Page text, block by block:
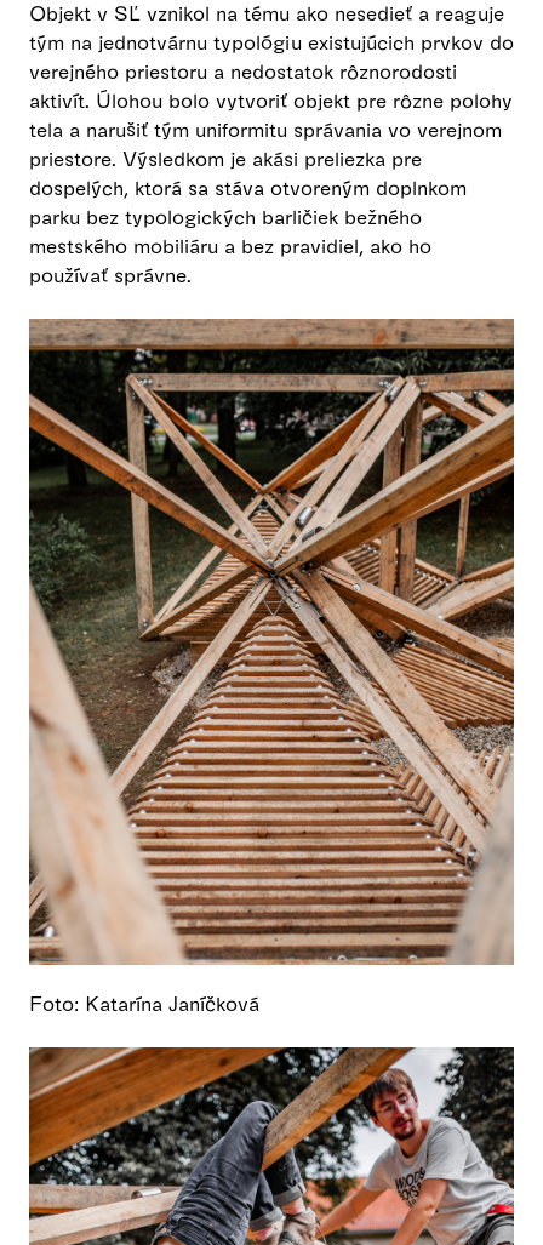
Objekt v SĽ vznikol na tému ako nesedieť a reaguje
tým na jednotvárnu typológiu existujúcich prvkov do
verejného priestoru a nedostatok rôznorodosti
aktivít. Úlohou bolo vytvoriť objekt pre rôzne polohy
tela a narušiť tým uniformitu správania vo verejnom
priestore. Výsledkom je akási preliezka pre
dospelých, ktorá sa stáva otvoreným doplnkom
parku bez typologických barličiek bežného
mestského mobiliáru a bez pravidiel, ako ho
používať správne.
Foto: Katarína Janíčková